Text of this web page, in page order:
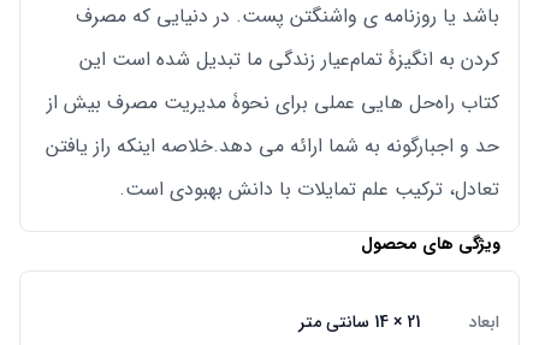
باشد یا روزنامه ی واشنگتن پست. در دنیایی که مصرف
کردن به انگیزۀ تمام‌عیار زندگی ما تبدیل شده است این
کتاب راه‌حل هایی عملی برای نحوۀ مدیریت مصرف بیش از
‌حد و اجبارگونه به شما ارائه می دهد.خلاصه اینکه راز یافتن
تعادل، ترکیب علم تمایلات با دانش بهبودی است.
ویژگی های محصول
ابعاد 21 × 14 سانتی متر